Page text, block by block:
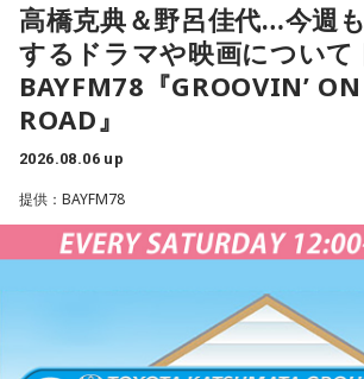
ら、あの日、列車に乗っていて亡くなった
お目にかかりたいんです」
8月5日、いのはなトンネルの近くでは、慰
ます。年々、乗客で銃撃を体験された方の
は、不思議と減ることがありません。
訪ねて下さるのだそうです。
去年の慰霊の集いに参列された、列車の
して、戦争体験の聞き取り調査を行うよう
だ、普通の空襲は、家の場所を調べれば、
いた人が分かりますが、列車の乗客は、た
た人ばかりで、調査は困難を極めたんです
そこで、齊藤さんをはじめ本の編集委員の
テレビなどの協力を得て、ときには、新聞
告も出しながら、列車に乗っていた人を探
のご遺族も多く、次から次へと名乗り出
割の亡くなった方のお名前が判明しました。
にまつわる曲などあなたのセレクション
す。
cue@bayfm.co.jpからどうぞ。
高橋克典＆野呂佳代…今週
するドラマや映画につい
BAYFM78『GROOVIN’
ROAD』
2026.08.06 up
提供：BAYFM78